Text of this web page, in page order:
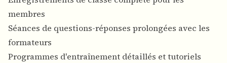
membres
Séances de questions-réponses prolongées avec les
formateurs
Programmes d'entraînement détaillés et tutoriels